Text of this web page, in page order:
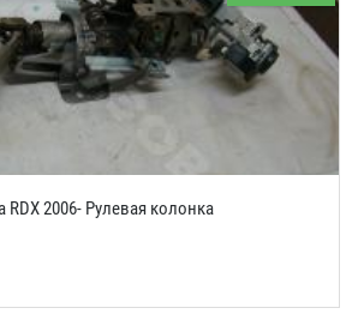
RDX 2006- Рулевая колонка